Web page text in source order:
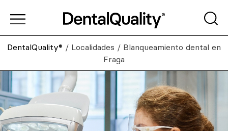
DentalQuality® / Localidades / Blanqueamiento dental en
Fraga